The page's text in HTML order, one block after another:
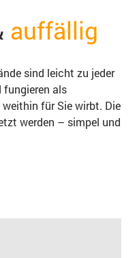
auffällig
sind leicht zu jeder
als
für Sie wirbt. Die
werden – simpel und